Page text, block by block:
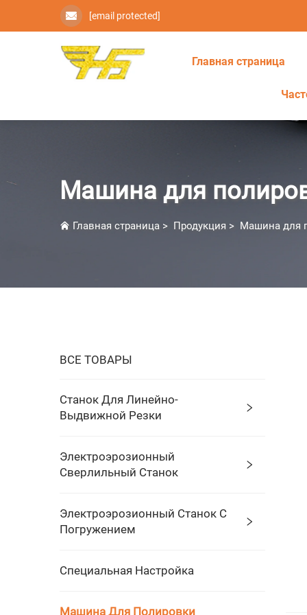
[email protected]
Главная страница
Машина для
Главная страница > Продукция > Машина для
ВСЕ ТОВАРЫ
Станок Для Линейно-
Выдвижной Резки
Электроэрозионный
Сверлильный Станок
Электроэрозионный Станок С
Погружением
Специальная Настройка
Машина Для Полировки